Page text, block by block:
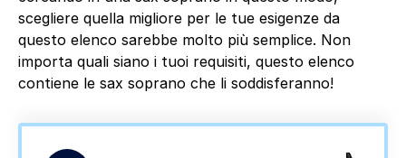
scegliere quella migliore per le tue esigenze da
questo elenco sarebbe molto più semplice. Non
importa quali siano i tuoi requisiti, questo elenco
contiene le sax soprano che li soddisferanno!